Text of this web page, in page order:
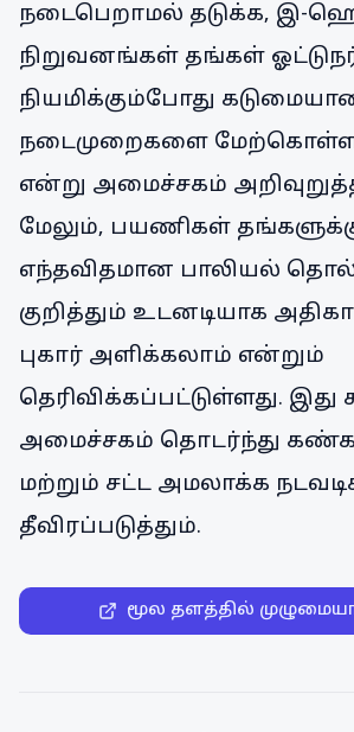
நடைபெறாமல் தடுக்க, இ-
நிறுவனங்கள் தங்கள்
நியமிக்கும்போது கடுமையான
நடைமுறைகளை
என்று அமைச்சகம்
மேலும், பயணிகள்
எந்தவிதமான பாலியல்
குறித்தும் உடனடியாக
புகார் அளிக்கலாம் என்றும்
தெரிவிக்கப்பட்டுள்ளது. இது
அமைச்சகம் தொடர்ந்து
மற்றும் சட்ட அமலாக்க
தீவிரப்படுத்தும்.
மூல தளத்தில்